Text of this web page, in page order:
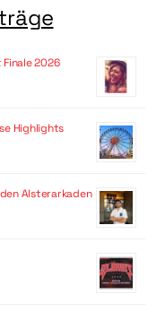
2026
Highlights
Alsterarkaden